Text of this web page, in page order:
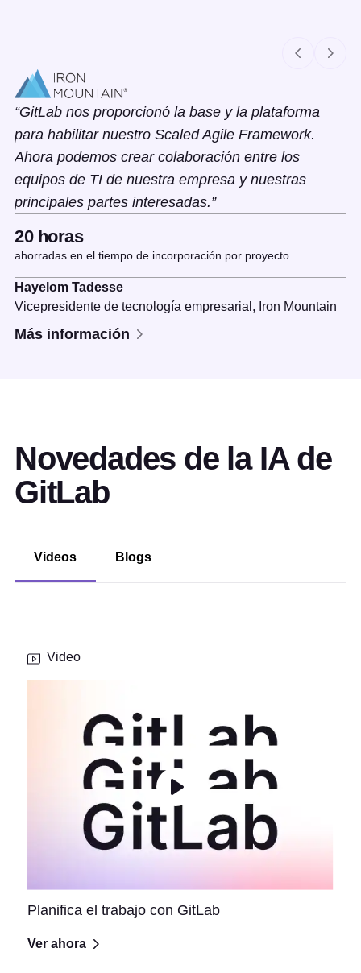
GitLab nos proporcionó la base y la plataforma
para habilitar nuestro Scaled Agile Framework.
Ahora podemos crear colaboración entre los
equipos de TI de nuestra empresa y nuestras
principales partes interesadas.
20 horas
ahorradas en el tiempo de incorporación por proyecto
Hayelom Tadesse
Vicepresidente de tecnología empresarial, Iron Mountain
Más información
Novedades de la IA de
GitLab
Videos Blogs
Video
Planifica el trabajo con GitLab
Ver ahora